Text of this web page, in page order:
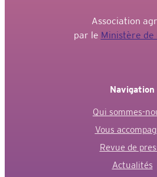
Association
par le Ministère de
Navigation
Qui sommes-
Vous
Revue de
Actualités